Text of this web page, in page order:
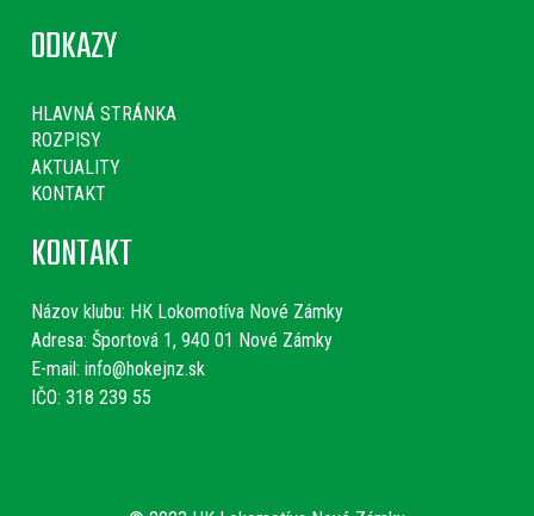
ODKAZY
HLAVNÁ STRÁNKA
ROZPISY
AKTUALITY
KONTAKT
KONTAKT
Názov klubu: HK Lokomotíva Nové Zámky
Adresa: Športová 1, 940 01 Nové Zámky
E-mail: info@hokejnz.sk
IČO: 318 239 55